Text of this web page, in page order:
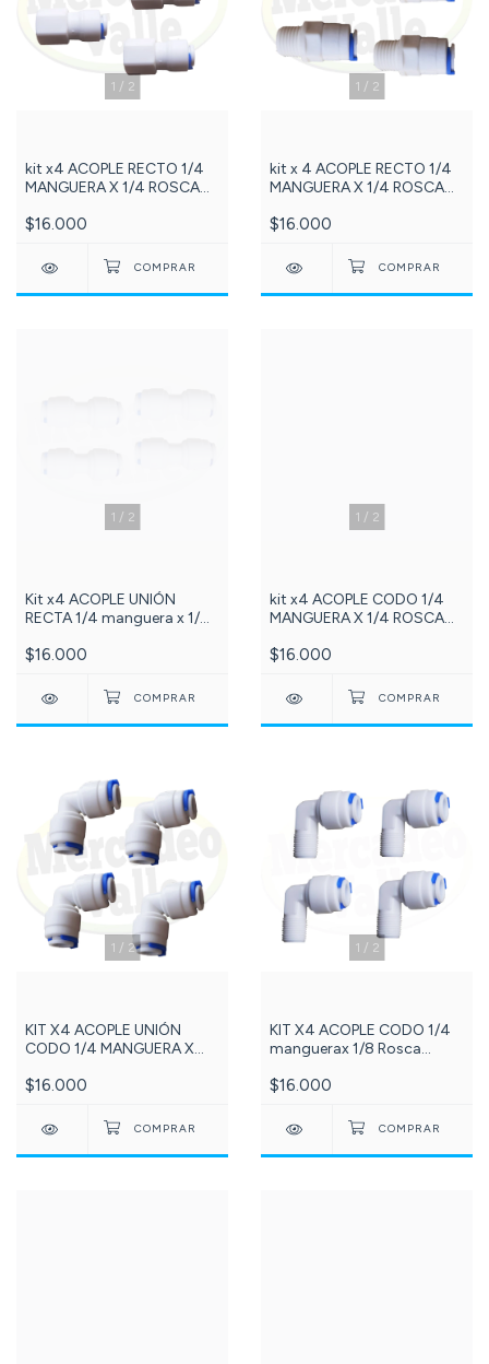
1 / 2
kit x4 ACOPLE RECTO 1/4
MANGUERA X 1/4 ROSCA
201-DCC019A
$16.000
1 / 2
kit x 4 ACOPLE RECTO 1/4
MANGUERA X 1/4 ROSCA
112-DCC012A
$16.000
1 / 2
Kit x4 ACOPLE UNIÓN
RECTA 1/4 manguera x 1/4
DCC006A
$16.000
1 / 2
kit x4 ACOPLE CODO 1/4
MANGUERA X 1/4 ROSCA
108-DCC002A
$16.000
1 / 2
KIT X4 ACOPLE UNIÓN
CODO 1/4 MANGUERA X
140-DCC004A
$16.000
1 / 2
KIT X4 ACOPLE CODO 1/4
manguerax 1/8 Rosca
106-DCC013A
$16.000